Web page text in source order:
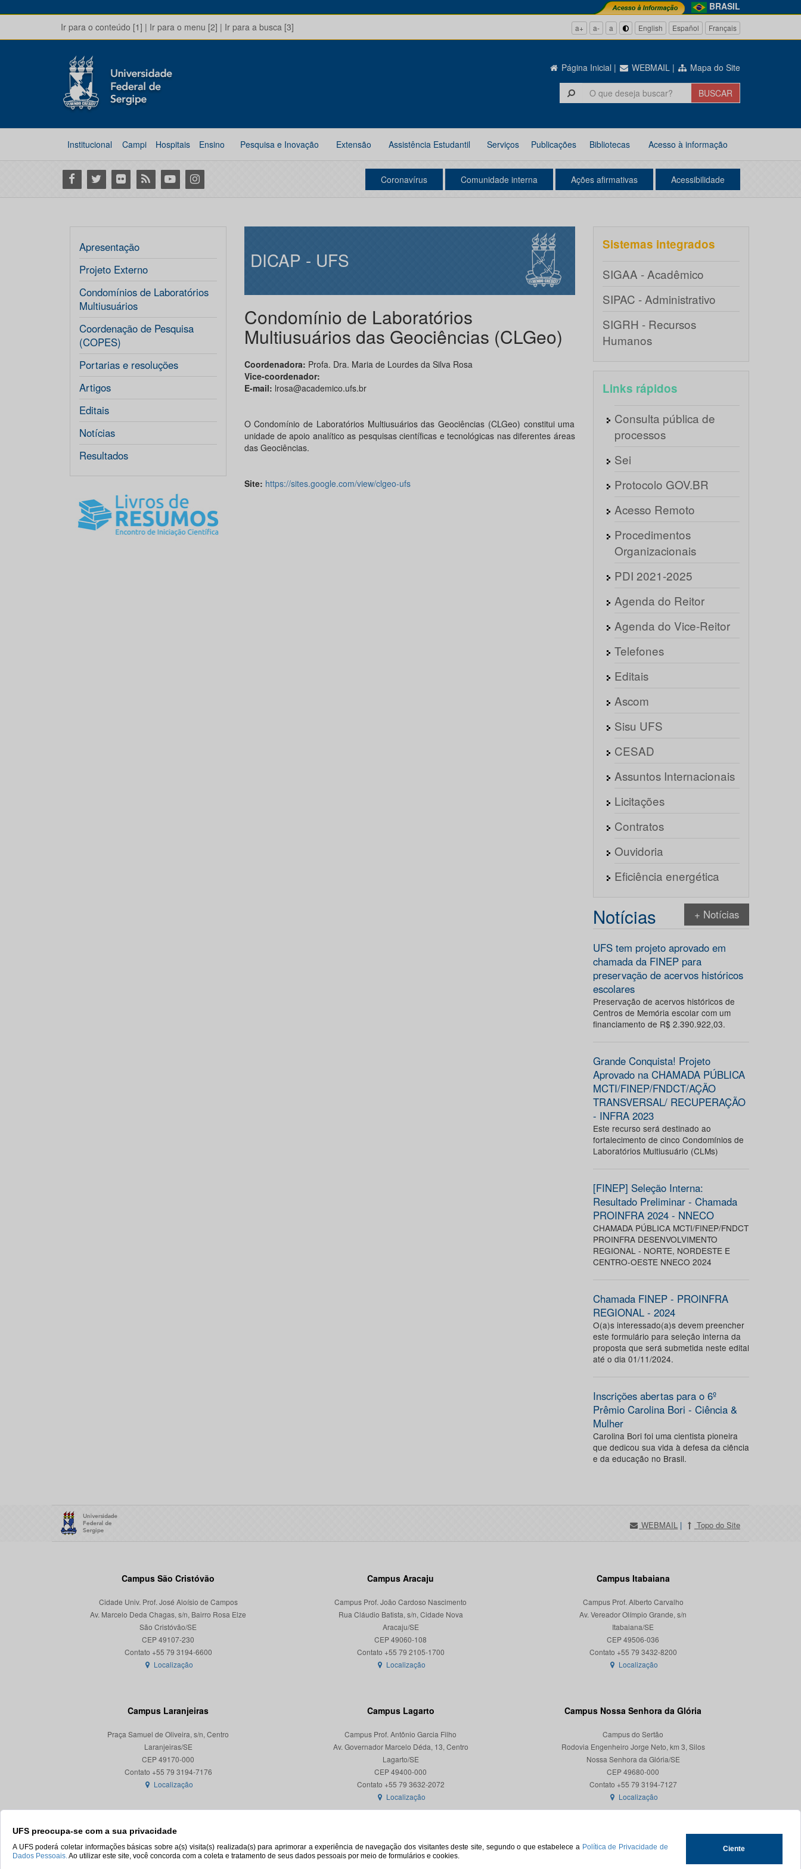
BRASIL
Ir para o conteúdo [1] | Ir para o menu [2] | Ir para a busca [3] a+ a- a English Español Français
Página Inicial | WEBMAIL | Mapa do Site
Institucional Campi Hospitais Ensino Pesquisa e Inovação Extensão Assistência Estudantil Serviços Publicações Bibliotecas Acesso à informação
Facebook
Twitter Flickr RSS YoutubeInstagram Coronavírus Comunidade interna Ações afirmativas Acessibilidade
UFS preocupa-se com a sua privacidade
A UFS poderá coletar informações básicas sobre a(s) visita(s) realizada(s) para aprimorar a experiência de navegação dos visitantes deste site, segundo o que estabelece a Política de Privacidade de
Dados Pessoais.Ao utilizar este site, você concorda com a coleta e tratamento de seus dados pessoais por meio de formulários e cookies.
Ciente
Apresentação
Projeto Externo
Condomínios de Laboratórios
Multiusuários
Coordenação de Pesquisa
(COPES)
Portarias e resoluções
Artigos
Editais
Notícias
Resultados
DICAP - UFS
Condomínio de Laboratórios
Multiusuários das Geociências (CLGeo)
Coordenadora: Profa. Dra. Maria de Lourdes da Silva Rosa
Vice-coordenador:
E-mail: lrosa@academico.ufs.br
O Condomínio de Laboratórios Multiusuários das Geociências (CLGeo) constitui uma
unidade de apoio analítico as pesquisas científicas e tecnológicas nas diferentes áreas
das Geociências.
Site: https://sites.google.com/view/clgeo-ufs
Sistemas integrados
SIGAA - Acadêmico
SIPAC - Administrativo
SIGRH - Recursos
Humanos
Links rápidos
Consulta pública de
processos
Sei
Protocolo GOV.BR
Acesso Remoto
Procedimentos
Organizacionais
PDI 2021-2025
Agenda do Reitor
Agenda do Vice-Reitor
Telefones
Editais
Ascom
Sisu UFS
CESAD
Assuntos Internacionais
Licitações
Contratos
Ouvidoria
Eficiência energética
Notícias + Notícias
UFS tem projeto aprovado em
chamada da FINEP para
preservação de acervos históricos
escolares
Preservação de acervos históricos de
Centros de Memória escolar com um
financiamento de R$ 2.390.922,03.
Grande Conquista! Projeto
Aprovado na CHAMADA PÚBLICA
MCTI/FINEP/FNDCT/AÇÃO
TRANSVERSAL/ RECUPERAÇÃO
- INFRA 2023
Este recurso será destinado ao
fortalecimento de cinco Condomínios de
Laboratórios Multiusuário (CLMs)
[FINEP] Seleção Interna:
Resultado Preliminar - Chamada
PROINFRA 2024 - NNECO
CHAMADA PÚBLICA MCTI/FINEP/FNDCT
PROINFRA DESENVOLVIMENTO
REGIONAL - NORTE, NORDESTE E
CENTRO-OESTE NNECO 2024
Chamada FINEP - PROINFRA
REGIONAL - 2024
O(a)s interessado(a)s devem preencher
este formulário para seleção interna da
proposta que será submetida neste edital
até o dia 01/11/2024.
Inscrições abertas para o 6º
Prêmio Carolina Bori - Ciência &
Mulher
Carolina Bori foi uma cientista pioneira
que dedicou sua vida à defesa da ciência
e da educação no Brasil.
WEBMAIL | Topo do Site
Campus São Cristóvão
Cidade Univ. Prof. José Aloísio de Campos
Av. Marcelo Deda Chagas, s/n, Bairro Rosa Elze
São Cristóvão/SE
CEP 49107-230
Localização
Campus Aracaju
Campus Prof. João Cardoso Nascimento
Rua Cláudio Batista, s/n, Cidade Nova
Aracaju/SE
CEP 49060-108
Localização
Campus Itabaiana
Campus Prof. Alberto Carvalho
Av. Vereador Olímpio Grande, s/n
Itabaiana/SE
CEP 49506-036
Localização
Campus Laranjeiras
Praça Samuel de Oliveira, s/n, Centro
Laranjeiras/SE
CEP 49170-000
Localização
Campus Lagarto
Campus Prof. Antônio Garcia Filho
Av. Governador Marcelo Déda, 13, Centro
Lagarto/SE
CEP 49400-000
Localização
Campus Nossa Senhora da Glória
Campus do Sertão
Rodovia Engenheiro Jorge Neto, km 3, Silos
Nossa Senhora da Glória/SE
CEP 49680-000
Contato +55 79 3194-7127
Localização
© 2026. Todos os direitos reservados. Universidade Federal de Sergipe.